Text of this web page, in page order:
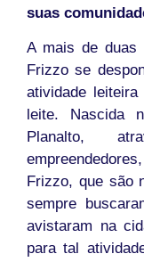
suas
A mais de duas
Frizzo se
atividade
leite. Nascida
Planalto,
Frizzo, que são
sempre
avistaram na
para tal